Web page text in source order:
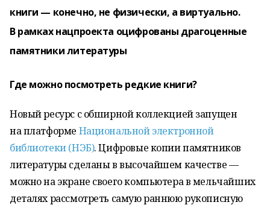
книги — конечно, не физически, а виртуально.
В рамках нацпроекта оцифрованы драгоценные
памятники литературы
Где можно посмотреть редкие книги?
Новый ресурс с обширной коллекцией запущен
на платформе Национальной электронной
библиотеки (НЭБ). Цифровые копии памятников
литературы сделаны в высочайшем качестве —
можно на экране своего компьютера в мельчайших
деталях рассмотреть самую раннюю рукописную